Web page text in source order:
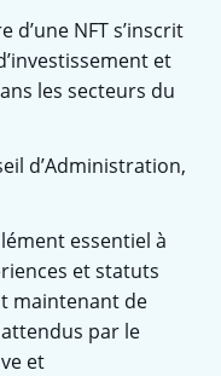
d’une NFT s’inscrit
et
les secteurs du
d’Administration,
essentiel à
et statuts
maintenant de
par le
et